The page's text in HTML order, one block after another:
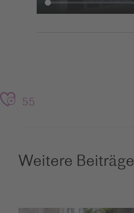
55
Weitere Beiträge